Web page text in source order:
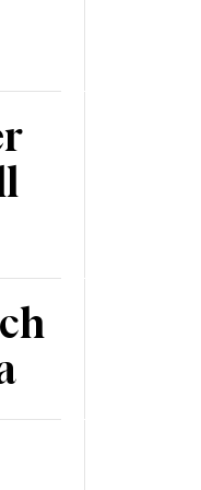
flickorna väl var
stora flaskor av
eller Asien.
och massans